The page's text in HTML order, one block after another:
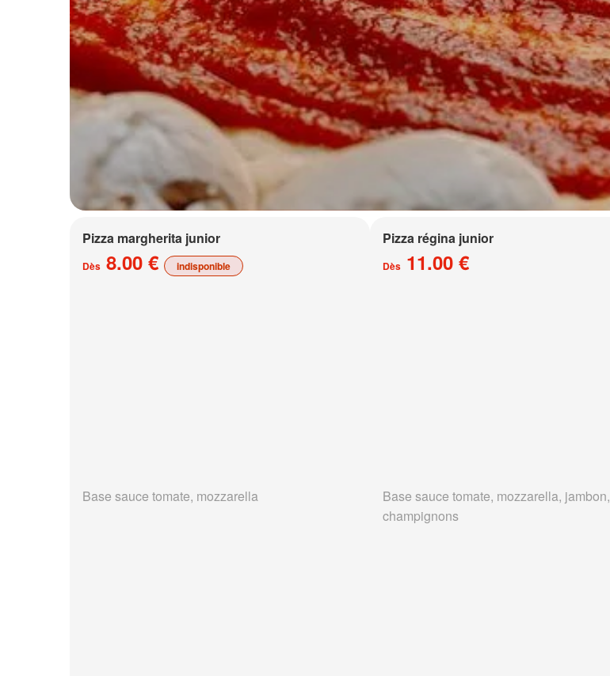
Pizza margherita junior
Dès 8.00 € indisponible
Base sauce tomate, mozzarella
Pizza régina junior
Dès11.00 €
Base sauce tomate, mozzarella, jambon,
champignons